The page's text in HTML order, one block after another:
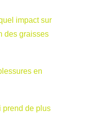
impact sur
des graisses
en
prend de plus